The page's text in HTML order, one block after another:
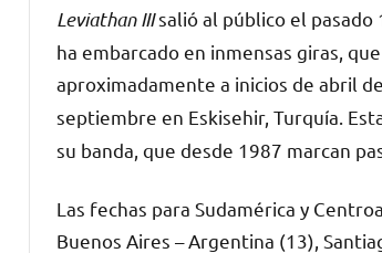
Leviathan IIIsalió al público el pasado
ha embarcado en inmensas giras,
aproximadamente a inicios de abril
septiembre en Eskisehir, Turquía.
su banda, que desde 1987 marcan
Las fechas para Sudamérica y
Buenos Aires – Argentina (13),